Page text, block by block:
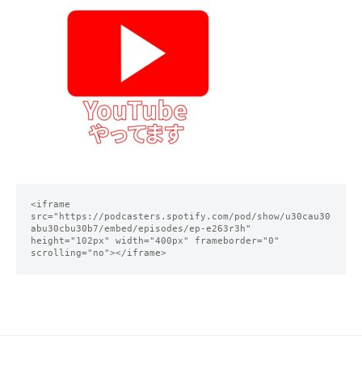
<iframe
src="https://podcasters.spotify.com/pod/show/u30cau30
abu30cbu30b7/embed/episodes/ep-e263r3h"
height="102px" width="400px" frameborder="0"
scrolling="no"></iframe>